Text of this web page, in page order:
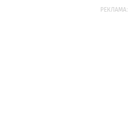
РЕКЛАМА: